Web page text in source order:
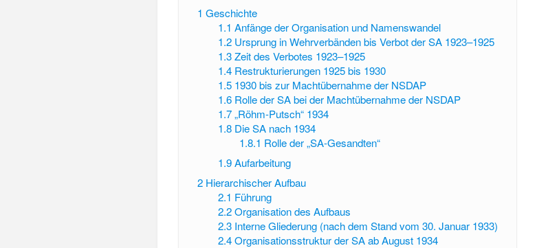
1 Geschichte
1.1 Anfänge der Organisation und Namenswandel
1.2 Ursprung in Wehrverbänden bis Verbot der SA 1923–1925
1.3 Zeit des Verbotes 1923–1925
1.4 Restrukturierungen 1925 bis 1930
1.5 1930 bis zur Machtübernahme der NSDAP
1.6 Rolle der SA bei der Machtübernahme der NSDAP
1.7 „Röhm-Putsch“ 1934
1.8 Die SA nach 1934
1.8.1 Rolle der „SA-Gesandten“
1.9 Aufarbeitung
2 Hierarchischer Aufbau
2.1 Führung
2.2 Organisation des Aufbaus
2.3 Interne Gliederung (nach dem Stand vom 30. Januar 1933)
2.4 Organisationsstruktur der SA ab August 1934